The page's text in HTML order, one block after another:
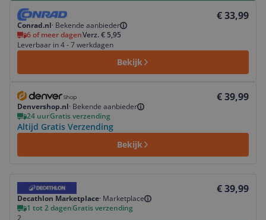
Conrad.nl· Bekende aanbieder
€ 33,99
6 of meer dagenVerz. € 5,95
Leverbaar in 4 - 7 werkdagen
Bekijk
Bekijk product
Denvershop.nl· Bekende aanbieder
€ 39,99
24 uurGratis verzending
Altijd Gratis Verzending
Bekijk
Bekijk product
Decathlon Marketplace· Marketplace
€ 39,99
1 tot 2 dagenGratis verzending
2
Bekijk product